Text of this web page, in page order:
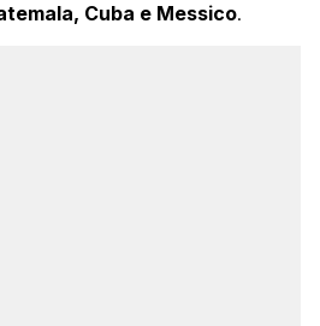
Cuba e Messico.